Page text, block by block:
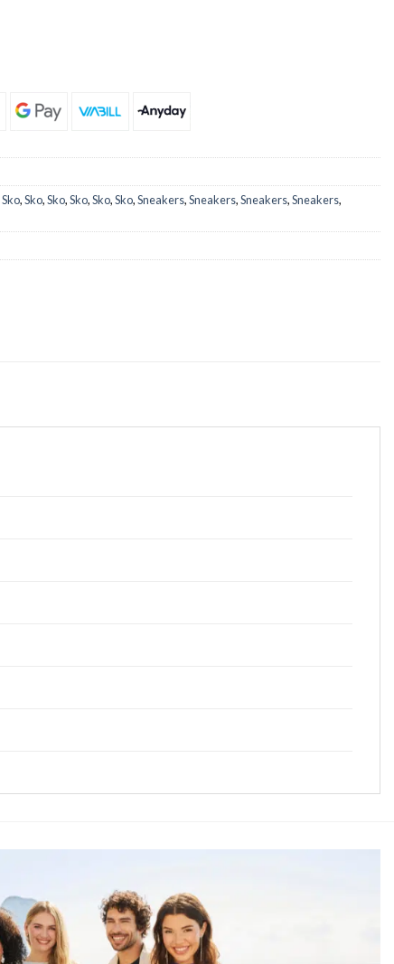
Sko,Sko,Sko,Sko,Sko,Sko,Sneakers,Sneakers,Sneakers,Sneakers,